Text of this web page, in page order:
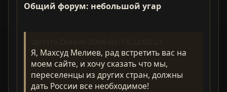
Общий форум: небольшой угар
Я, Махсуд Мелиев, рад встретить вас на
моем сайте, и хочу сказать что мы,
переселенцы из других стран, должны
дать России все необходимое!